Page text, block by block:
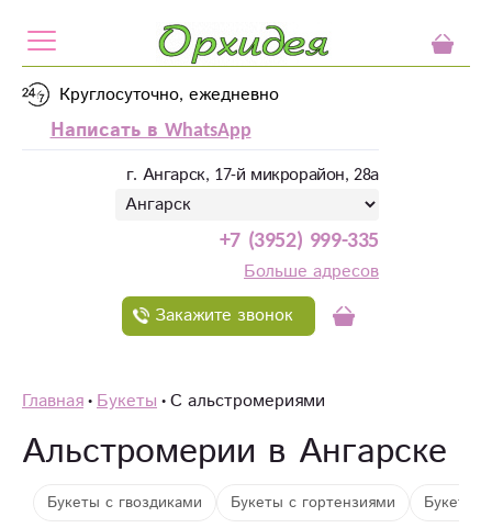
Круглосуточно, ежедневно
Написать в WhatsApp
г. Ангарск, 17-й микрорайон, 28а
+7 (3952) 999-335
Больше адресов
Закажите звонок
Главная Букеты С альстромериями
Альстромерии в Ангарске
Букеты с гвоздиками Букеты с гортензиями Букеты